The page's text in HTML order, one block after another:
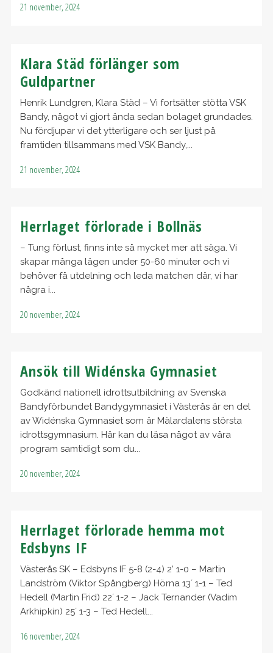
21 november, 2024
Klara Städ förlänger som
Guldpartner
Henrik Lundgren, Klara Städ – Vi fortsätter stötta VSK
Bandy, något vi gjort ända sedan bolaget grundades.
Nu fördjupar vi det ytterligare och ser ljust på
framtiden tillsammans med VSK Bandy,...
21 november, 2024
Herrlaget förlorade i Bollnäs
– Tung förlust, finns inte så mycket mer att säga. Vi
skapar många lägen under 50-60 minuter och vi
behöver få utdelning och leda matchen där, vi har
några i...
20 november, 2024
Ansök till Widénska Gymnasiet
Godkänd nationell idrottsutbildning av Svenska
Bandyförbundet Bandygymnasiet i Västerås är en del
av Widénska Gymnasiet som är Mälardalens största
idrottsgymnasium. Här kan du läsa något av våra
program samtidigt som du...
20 november, 2024
Herrlaget förlorade hemma mot
Edsbyns IF
Västerås SK – Edsbyns IF 5-8 (2-4) 2’ 1-0 – Martin
Landström (Viktor Spångberg) Hörna 13´ 1-1 – Ted
Hedell (Martin Frid) 22´ 1-2 – Jack Ternander (Vadim
Arkhipkin) 25´ 1-3 – Ted Hedell...
16 november, 2024